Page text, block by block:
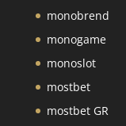
monobrend
monogame
monoslot
mostbet
mostbet GR